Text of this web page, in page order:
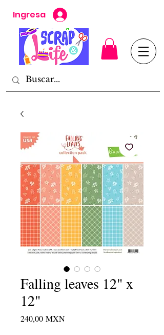
Ingresa
Falling leaves 12" x
12"
240,00 MXNPrecio